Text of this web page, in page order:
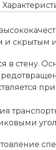
и
в стену.